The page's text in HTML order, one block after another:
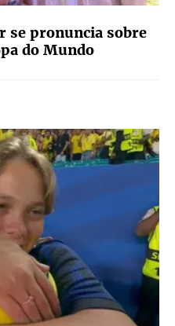
se pronuncia sobre
do Mundo